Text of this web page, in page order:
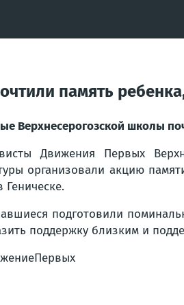
память
Верхнесерогозской школы
Движения Первых
организовали акцию
Геническе.
подготовили
поддержку близким и